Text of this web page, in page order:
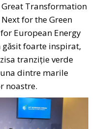
Transformation
for the Green
European Energy
foarte inspirat,
tranziție verde
dintre marile
noastre.